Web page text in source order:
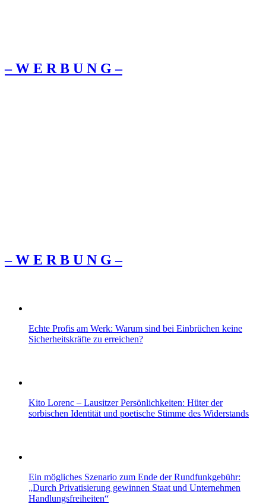
– W Ε R Β U Ν G –
– W Ε R Β U Ν G –
Echte Profis am Werk: Warum sind bei Einbrüchen keine
Sicherheitskräfte zu erreichen?
Kito Lorenc – Lausitzer Persönlichkeiten: Hüter der
sorbischen Identität und poetische Stimme des Widerstands
Ein mögliches Szenario zum Ende der Rundfunkgebühr:
„Durch Privatisierung gewinnen Staat und Unternehmen
Handlungsfreiheiten“